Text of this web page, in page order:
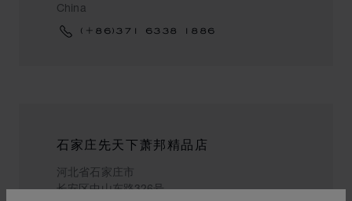
China
(+86)371 6338 1886
石家庄先天下萧邦精品店
河北省石家庄市
长安区中山东路326号